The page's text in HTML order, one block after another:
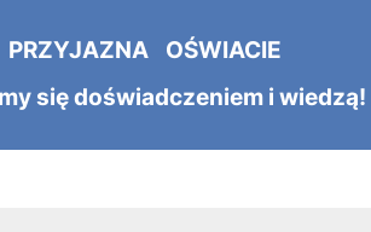
OŚWIACIE
się doświadczeniem i wiedzą!